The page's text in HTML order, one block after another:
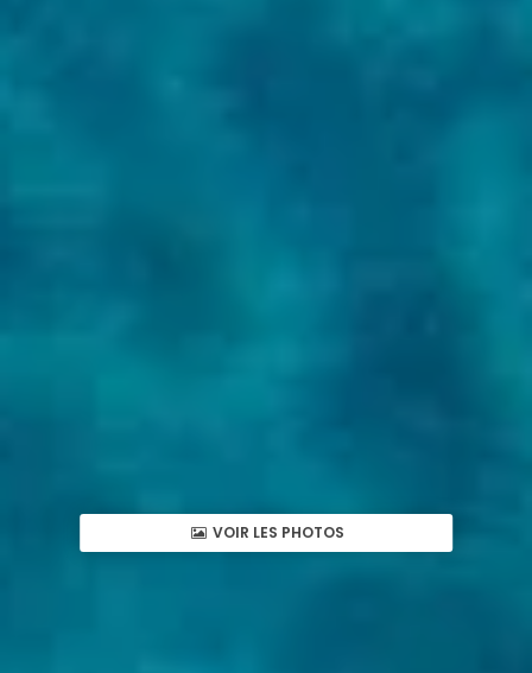
VOIR LES PHOTOS